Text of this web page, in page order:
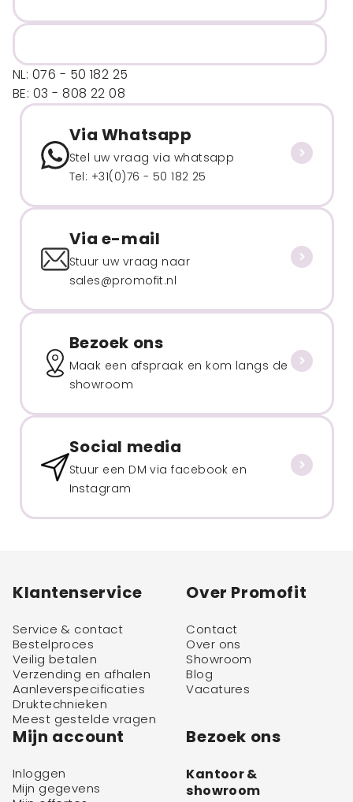
NL: 076 - 50 182 25
BE: 03 - 808 22 08
Via Whatsapp
Stel uw vraag via whatsapp
Tel: +31(0)76 - 50 182 25
Via e-mail
Stuur uw vraag naar
sales@promofit.nl
Bezoek ons
Maak een afspraak en kom langs de
showroom
Social media
Stuur een DM via facebook en
Instagram
Klantenservice
Service & contact
Bestelproces
Veilig betalen
Verzending en afhalen
Aanleverspecificaties
Druktechnieken
Meest gestelde vragen
Over Promofit
Contact
Over ons
Showroom
Blog
Vacatures
Mijn account
Inloggen
Mijn gegevens
Bezoek ons
Kantoor &
showroom